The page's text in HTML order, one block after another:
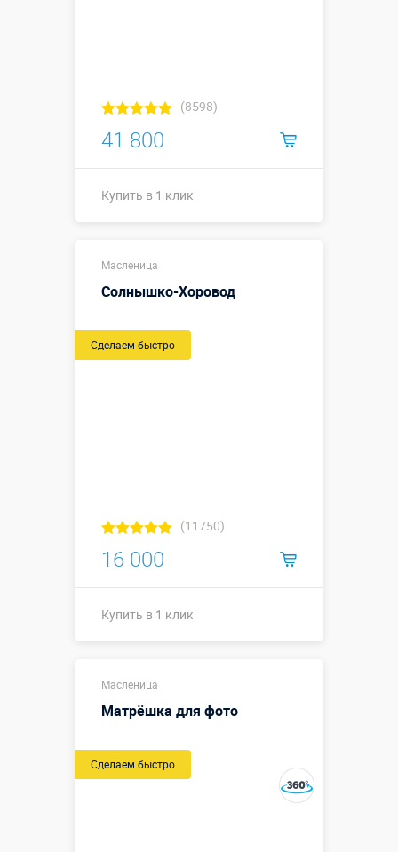
(8598)
41 800
Купить в 1 клик
Масленица
Солнышко-Хоровод
Сделаем быстро
(11750)
16 000
Купить в 1 клик
Масленица
Матрёшка для фото
Сделаем быстро